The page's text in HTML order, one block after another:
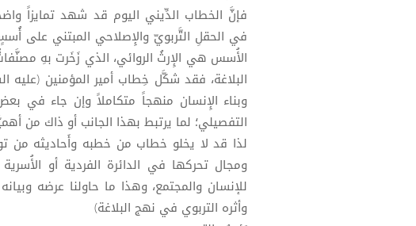
فإنَّ الخطاب الدِّيني اليوم قد شهد تمايزاً
في الحقلِ التَّربويّ والإِصلاحي المبتني على
الأُسس هي الإِرثُ الروائي، الذي زَخَرت بهِ
البلاغة، فقد شكَّل خِطاب أمير المؤمنين
وبناء الإِنسان منهجاً متكاملاً وإن جاء في
التفصيلي؛ لما يرتبط بهذا الجانب أو ذاك من
لذا قد لا يخلو خطاب من خطبه وأَحاديثه من
ومجال تحركها في الدائرة الفردية أو
للإنسان والمجتمع، وهذا ما حاولنا عرضه
وأثره التربوي في نهج البلاغة)